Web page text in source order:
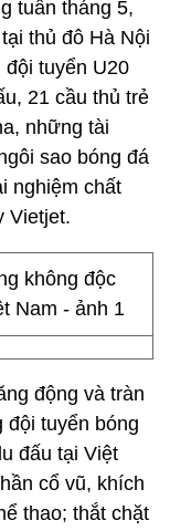
tuần tháng 5,
thủ đô Hà Nội
tuyển U20
21 cầu thủ trẻ
những tài
sao bóng đá
nghiệm chất
Vietjet.
động và tràn
đội tuyển bóng
đấu tại Việt
cổ vũ, khích
thao; thắt chặt